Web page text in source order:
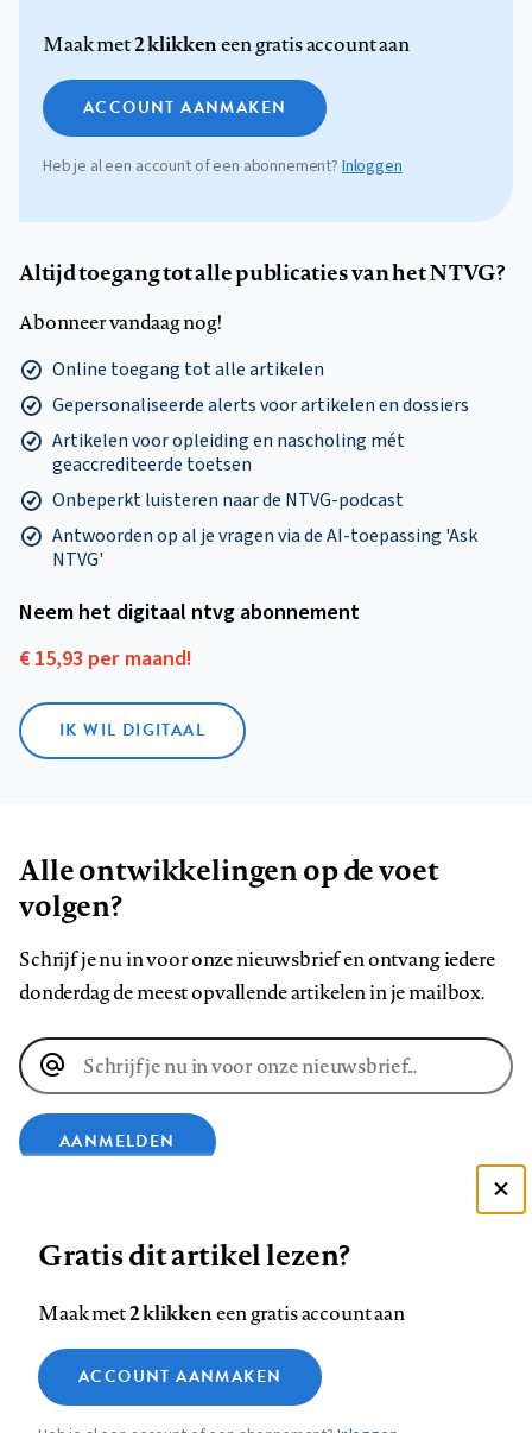
Maak met2 klikkeneen gratis account aan
ACCOUNT AANMAKEN
Heb je al een account of een abonnement?Inloggen
Altijd toegang tot alle publicaties van het NTVG?
Abonneer vandaag nog!
Online toegang tot alle artikelen
Gepersonaliseerde alerts voor artikelen en dossiers
Artikelen voor opleiding en nascholing mét
geaccrediteerde toetsen
Onbeperkt luisteren naar de NTVG-podcast
Antwoorden op al je vragen via de AI-toepassing 'Ask
NTVG'
Neem het digitaal ntvg abonnement
€ 15,93 per maand!
IK WIL DIGITAAL
Alle ontwikkelingen op de voet
volgen?
Schrijf je nu in voor onze nieuwsbrief en ontvang iedere
donderdag de meest opvallende artikelen in je mailbox.
E-
mailadres
AANMELDEN
op
Facebook
op
LinkedIn
op
Bluesky
ons
op
InstagramYouTube
Footer
Contact Colofon Disclaimer Privacy
Medische vragen verdienen
betrouwbare antwoorden
Zie onze cookie policy
Analytische cookies
Gratis dit artikel lezen?
Maak met2 klikkeneen gratis account aan
ACCOUNT AANMAKEN